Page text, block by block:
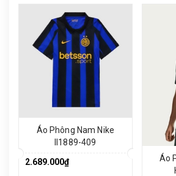
Áo Phông Nam Nike
II1889-409
2.689.000₫
Áo